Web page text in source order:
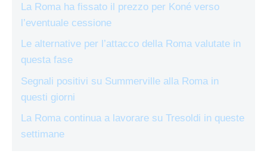
La Roma ha fissato il prezzo per Koné verso
l’eventuale cessione
Le alternative per l’attacco della Roma valutate in
questa fase
Segnali positivi su Summerville alla Roma in
questi giorni
La Roma continua a lavorare su Tresoldi in queste
settimane